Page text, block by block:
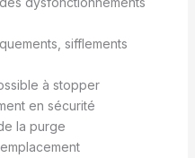
sifflements
à stopper
en sécurité
la purge